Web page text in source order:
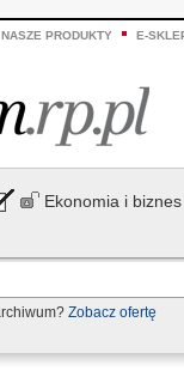
PRODUKTY E-
Ekonomia i biznes
Zobacz ofertę